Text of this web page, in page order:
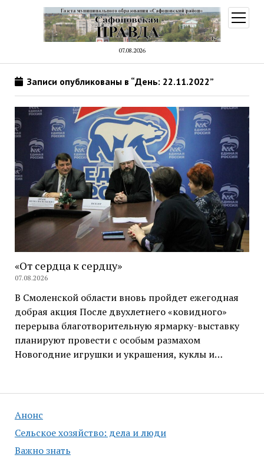
07.08.2026
меню
Анонс
Сельское хозяйство: дела и люди
Важно знать
Записи опубликованы в “День: 22.11.2022”
«От сердца к сердцу»
07.08.2026
В Смоленской области вновь пройдет ежегодная
добрая акция После двухлетнего «ковидного»
перерыва благотворительную ярмарку-выставку
планируют провести с особым размахом
Новогодние игрушки и украшения, куклы и…